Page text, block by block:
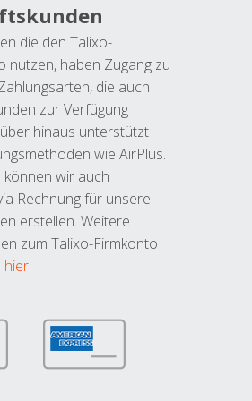
die den Talixo-
nutzen, haben Zugang zu
die auch
zur Verfügung
hinaus unterstützt
wie AirPlus.
wir auch
Rechnung für unsere
erstellen. Weitere
zum Talixo-Firmkonto
hier.